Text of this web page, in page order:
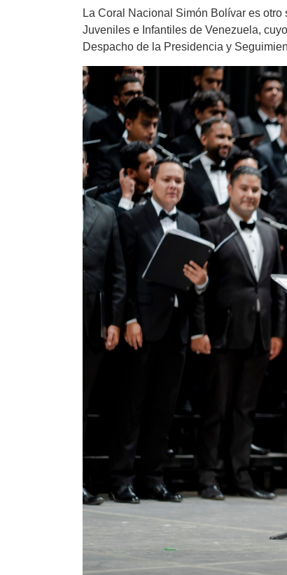
La Coral Nacional Simón Bolívar es
Juveniles e Infantiles de Venezuela,
Despacho de la Presidencia y